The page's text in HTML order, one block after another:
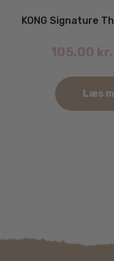
KONG Signature
105.00 kr.
Læs